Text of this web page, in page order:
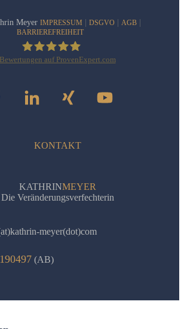
Meyer IMPRESSUM | DSGVO | AGB|
BARRIEREFREIHEIT
Bewertungen auf ProvenExpert.com
KONTAKT
KATHRINMEYER
Die Veränderungsverfechterin
meyer(dot)com
(AB)